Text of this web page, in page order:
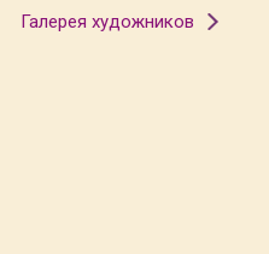
Галерея художников